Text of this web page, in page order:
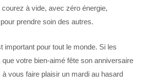
courez à vide, avec zéro énergie,
prendre soin des autres.
important pour tout le monde. Si les
votre bien-aimé fête son anniversaire
vous faire plaisir un mardi au hasard